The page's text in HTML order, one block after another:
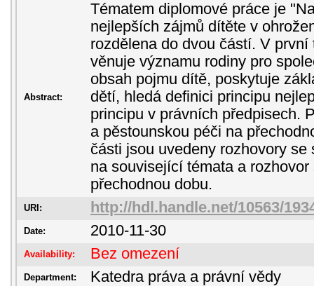
Abstract:
Tématem diplomové práce je
nejlepších zájmů dítěte v
rozdělena do dvou částí. V
věnuje významu rodiny pro
obsah pojmu dítě, poskytuje
dětí, hledá definici principu
principu v právních předpisech.
a pěstounskou péči na
části jsou uvedeny rozhovory
na související témata a rozhovor
přechodnou dobu.
URI: http://hdl.handle.net/10563/
Date: 2010-11-30
Availability: Bez omezení
Department: Katedra práva a právní vědy